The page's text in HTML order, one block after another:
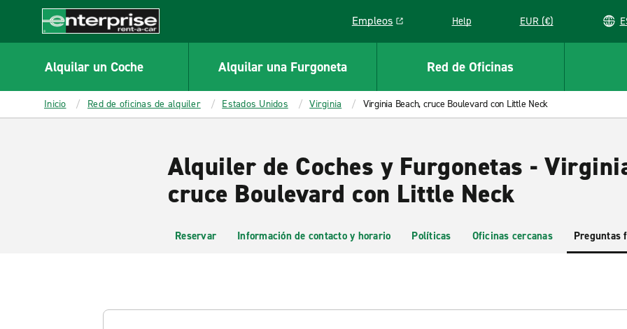
CONTENT
Enterprise
Empleos
Link opens in a new window
Help EUR (€)
Alquilar un Coche Alquilar una Furgoneta Red de Oficinas
Inicio Red de oficinas de alquiler Estados Unidos Virginia Virginia Beach, cruce Boulevard con Little Neck
Alquiler de Coches y Furgonetas -
cruce Boulevard con Little Neck
Reservar Información de contacto y horario Políticas Oficinas cercanas Preguntas